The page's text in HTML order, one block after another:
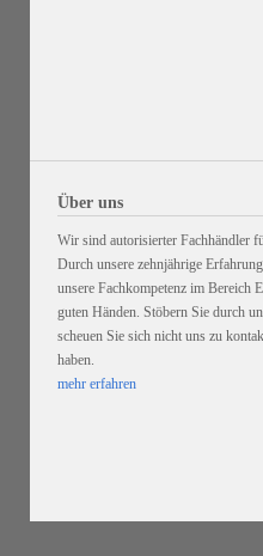
Über uns
Wir sind autorisierter Fachhändler
Durch unsere zehnjährige
unsere Fachkompetenz im Bereich
guten Händen. Stöbern Sie durch
scheuen Sie sich nicht uns zu
haben.
mehr erfahren